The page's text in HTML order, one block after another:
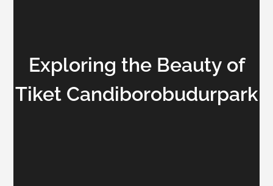
Exploring the Beauty of
Tiket Candiborobudurpark